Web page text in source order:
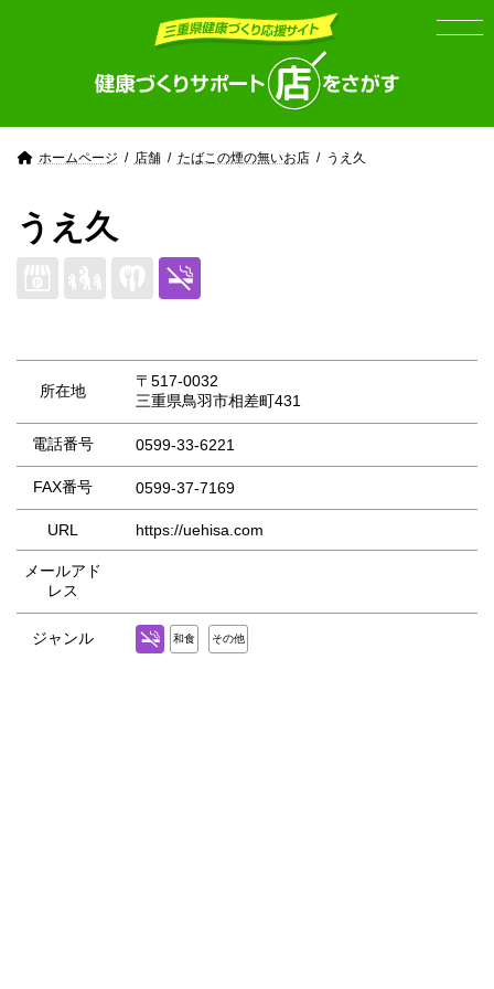
ホームページ 店舗 たばこの煙の無いお店 うえ久
うえ久
所在地
〒517-0032
三重県鳥羽市相差町431
電話番号 0599-33-6221
FAX番号 0599-37-7169
URL https://uehisa.com
メールアド
レス
ジャンル 和食 その他